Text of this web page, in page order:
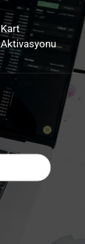
Kart
Aktivasyonu